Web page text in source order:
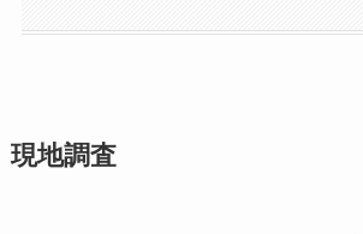
現地調査